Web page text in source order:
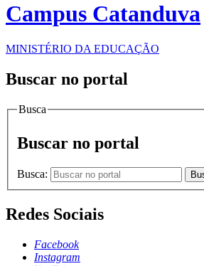
Campus Catanduva
MINISTÉRIO DA EDUCAÇÃO
Buscar no portal
Busca
Buscar no portal
Busca:
Redes Sociais
Facebook
Instagram